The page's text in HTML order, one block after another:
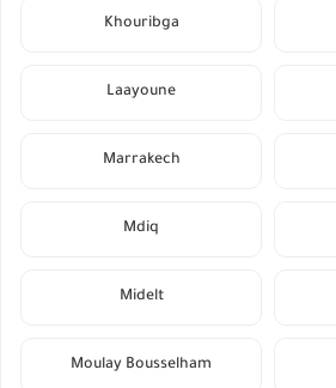
Khouribga
Laayoune
Marrakech
Mdiq
Midelt
Moulay Bousselham